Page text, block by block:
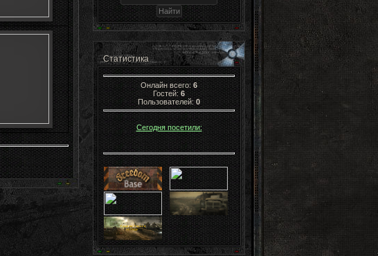
Статистика
Онлайн всего: 6
Гостей: 6
Пользователей: 0
Сегодня посетили: